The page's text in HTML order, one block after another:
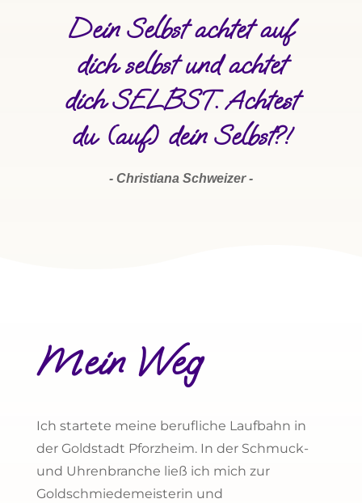
Dein Selbst achtet auf
dich selbst und achtet
dich SELBST. Achtest
du (auf) dein Selbst?!
- Christiana Schweizer -
Mein Weg
Ich startete meine berufliche Laufbahn in
der Goldstadt Pforzheim. In der Schmuck-
und Uhrenbranche ließ ich mich zur
Goldschmiedemeisterin und